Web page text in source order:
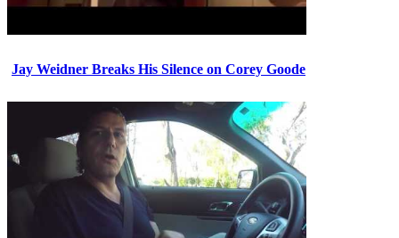
Jay Weidner Breaks His Silence on Corey Goode